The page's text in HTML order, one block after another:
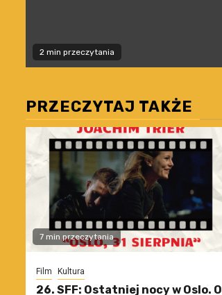
2 min przeczytania
PRZECZYTAJ TAKŻE
7 min przeczytania
Film Kultura
26. SFF: Ostatniej nocy w Oslo. O